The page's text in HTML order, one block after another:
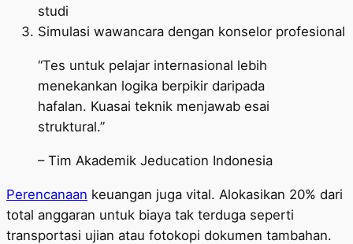
studi
Simulasi wawancara dengan konselor profesional
“Tes untuk pelajar internasional lebih
menekankan logika berpikir daripada
hafalan. Kuasai teknik menjawab esai
struktural.”
– Tim Akademik Jeducation Indonesia
Perencanaan keuangan juga vital. Alokasikan 20% dari
total anggaran untuk biaya tak terduga seperti
transportasi ujian atau fotokopi dokumen tambahan.